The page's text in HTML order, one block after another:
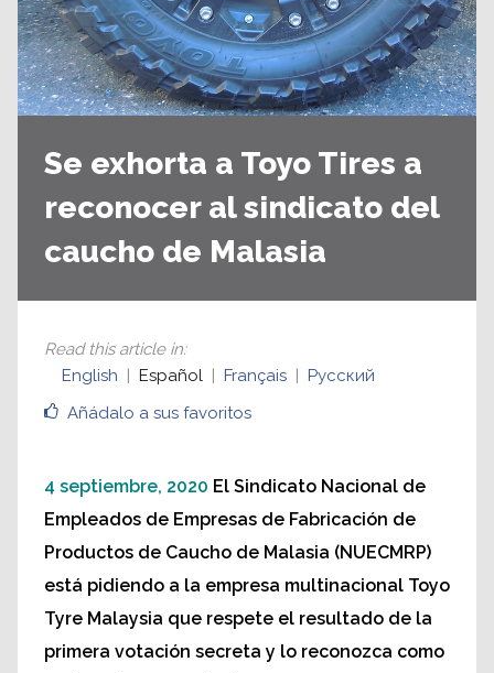
Se exhorta a Toyo Tires a
reconocer al sindicato del
caucho de Malasia
Añádalo a sus favoritos
Read this article in:
English
Español Français Русский
4 septiembre, 2020 El Sindicato Nacional de
Empleados de Empresas de Fabricación de
Productos de Caucho de Malasia (NUECMRP)
está pidiendo a la empresa multinacional Toyo
Tyre Malaysia que respete el resultado de la
primera votación secreta y lo reconozca como